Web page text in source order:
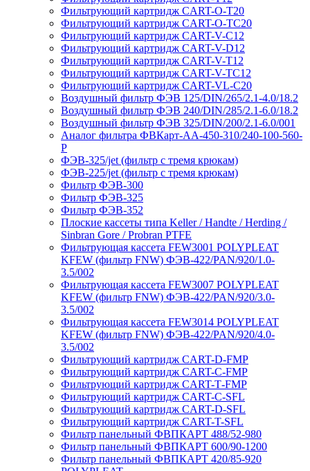
Фильтрующий картридж CART-O-T20
Фильтрующий картридж CART-O-TC20
Фильтрующий картридж CART-V-C12
Фильтрующий картридж CART-V-D12
Фильтрующий картридж CART-V-T12
Фильтрующий картридж CART-V-TC12
Фильтрующий картридж CART-VL-C20
Воздушный фильтр ФЭВ 125/DIN/265/2.1-4.0/18.2
Воздушный фильтр ФЭВ 240/DIN/285/2.1-6.0/18.2
Воздушный фильтр ФЭВ 325/DIN/200/2.1-6.0/001
Аналог фильтра ФВКарт-АА-450-310/240-100-560-
P
ФЭВ-325/jet (фильтр с тремя крюкам)
ФЭВ-225/jet (фильтр с тремя крюкам)
Фильтр ФЭВ-300
Фильтр ФЭВ-325
Фильтр ФЭВ-352
Плоские кассеты типа Keller / Handte / Herding /
Sinbran Gore / Probran PTFE
Фильтрующая кассета FEW3001 POLYPLEAT
KFEW (фильтр FNW) ФЭВ-422/PAN/920/1.0-
3.5/002
Фильтрующая кассета FEW3007 POLYPLEAT
KFEW (фильтр FNW) ФЭВ-422/PAN/920/3.0-
3.5/002
Фильтрующая кассета FEW3014 POLYPLEAT
KFEW (фильтр FNW) ФЭВ-422/PAN/920/4.0-
3.5/002
Фильтрующий картридж CART-D-FMP
Фильтрующий картридж CART-С-FMP
Фильтрующий картридж CART-Т-FMP
Фильтрующий картридж CART-C-SFL
Фильтрующий картридж CART-D-SFL
Фильтрующий картридж CART-T-SFL
Фильтр панельный ФВПКАРТ 488/52-980
Фильтр панельный ФВПКАРТ 600/90-1200
Фильтр панельный ФВПКАРТ 420/85-920